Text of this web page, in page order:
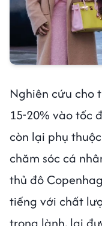
Nghiên cứu cho
15-20% vào tốc
còn lại phụ
chăm sóc cá
thủ đô
tiếng với chất